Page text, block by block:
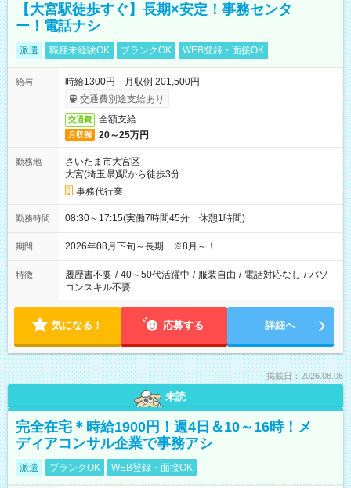
【大宮駅徒歩すぐ】長期×安定！事務センタ
ー！電話ナシ
派遣 職種未経験OK ブランクOK WEB登録・面接OK
給与
時給1300円 月収例 201,500円
交通費別途支給あり
交通費 全額支給
月収例 20～25万円
勤務地
さいたま市大宮区
大宮(埼玉県)駅から徒歩3分
事務代行業
勤務時間 08:30～17:15(実働7時間45分 休憩1時間)
期間 2026年08月下旬～長期 ※8月～！
特徴 履歴書不要 / 40～50代活躍中 / 服装自由 / 電話対応なし / パソ
コンスキル不要
気になる！ 応募する 詳細へ
掲載日：2026.08.06
未読
完全在宅＊時給1900円！週4日＆10～16時！メ
ディアコンサル企業で事務アシ
派遣 ブランクOK WEB登録・面接OK